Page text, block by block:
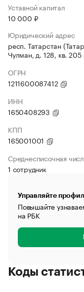
Уставной капитал
10 000 ₽
Юридический адрес
респ. Татарстан
Чулман, д. 128, кв. 205
ОГРН
1211600087412
ИНН
1650408293
КПП
165001001
Среднесписочная
1 сотрудник
Управляйте
Повышайте
на РБК
Коды